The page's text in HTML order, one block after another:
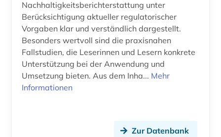
Nachhaltigkeitsberichterstattung unter
Berücksichtigung aktueller regulatorischer
Vorgaben klar und verständlich dargestellt.
Besonders wertvoll sind die praxisnahen
Fallstudien, die Leserinnen und Lesern konkrete
Unterstützung bei der Anwendung und
Umsetzung bieten. Aus dem Inha... Mehr
Informationen
Zur Datenbank